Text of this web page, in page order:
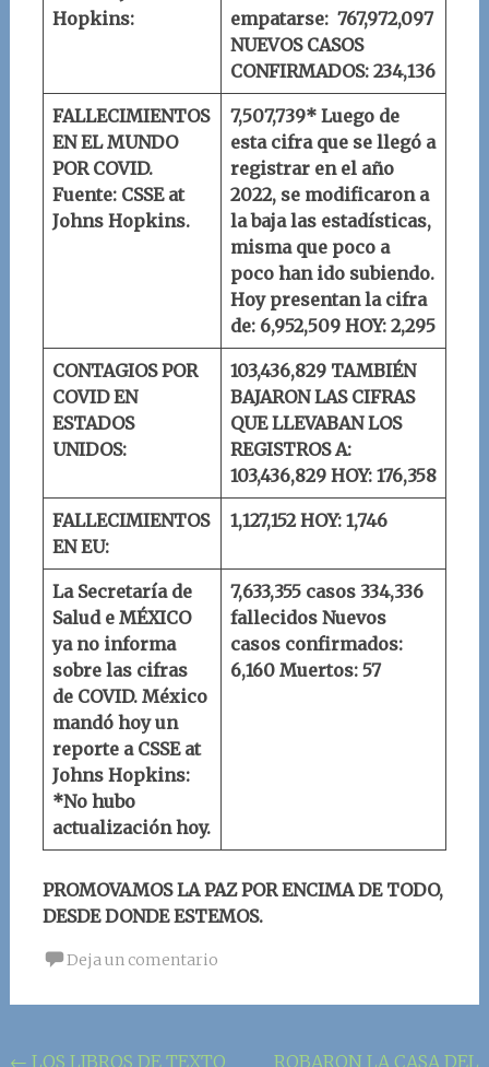
Hopkins:
empatarse: 767,972,097
NUEVOS CASOS
CONFIRMADOS: 234,136
FALLECIMIENTOS
EN EL MUNDO
POR COVID.
Fuente: CSSE at
Johns Hopkins.
7,507,739* Luego de
esta cifra que se llegó a
registrar en el año
2022, se modificaron a
la baja las estadísticas,
misma que poco a
poco han ido subiendo.
Hoy presentan la cifra
de: 6,952,509 HOY: 2,295
CONTAGIOS POR
COVID EN
ESTADOS
UNIDOS:
103,436,829 TAMBIÉN
BAJARON LAS CIFRAS
QUE LLEVABAN LOS
REGISTROS A:
103,436,829 HOY: 176,358
FALLECIMIENTOS
EN EU:
1,127,152 HOY: 1,746
La Secretaría de
Salud e MÉXICO
ya no informa
sobre las cifras
de COVID. México
mandó hoy un
reporte a CSSE at
Johns Hopkins:
*No hubo
actualización hoy.
7,633,355 casos 334,336
fallecidos Nuevos
casos confirmados:
6,160 Muertos: 57
PROMOVAMOS LA PAZ POR ENCIMA DE TODO,
DESDE DONDE ESTEMOS.
Deja un comentario
← LOS LIBROS DE TEXTO ROBARON LA CASA DEL